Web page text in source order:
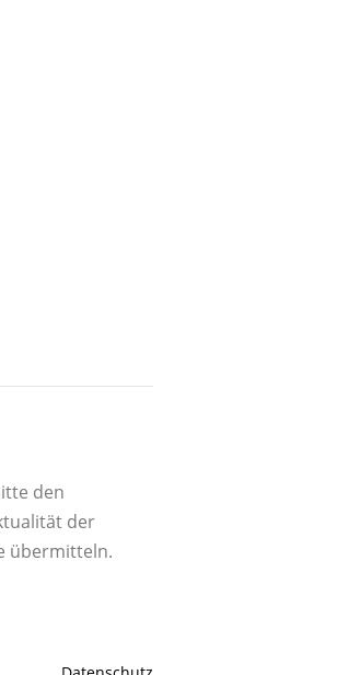
den
der
übermitteln.